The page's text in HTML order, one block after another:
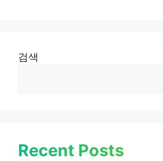
검색
Recent Posts